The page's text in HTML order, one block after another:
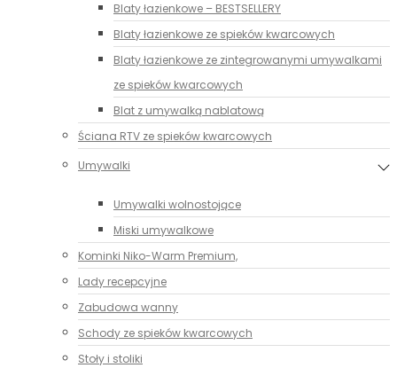
Blaty łazienkowe – BESTSELLERY
Blaty łazienkowe ze spieków kwarcowych
Blaty łazienkowe ze zintegrowanymi umywalkami
ze spieków kwarcowych
Blat z umywalką nablatową
Ściana RTV ze spieków kwarcowych
Umywalki
Umywalki wolnostojące
Miski umywalkowe
Kominki Niko-Warm Premium,
Lady recepcyjne
Zabudowa wanny
Schody ze spieków kwarcowych
Stoły i stoliki